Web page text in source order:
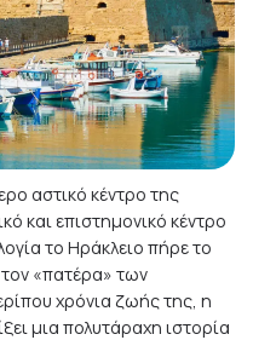
αστικό κέντρο της
και επιστημονικό κέντρο
το Ηράκλειο πήρε το
«πατέρα» των
χρόνια ζωής της, η
μια πολυτάραχη ιστορία